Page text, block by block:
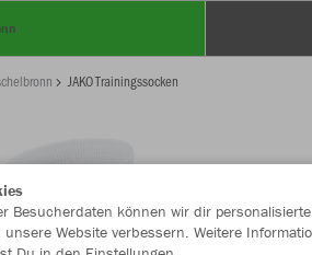
JAKO Trainingssocken
Besucherdaten können wir dir personalisierte
Website verbessern. Weitere